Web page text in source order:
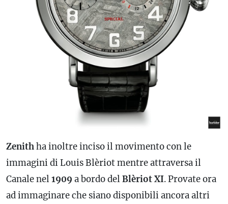
Zenithha inoltre inciso il movimento con le
immagini di Louis Blèriot mentre attraversa il
Canale nel1909 a bordo delBlèriot XI. Provate ora
ad immaginare che siano disponibiliancoraaltri